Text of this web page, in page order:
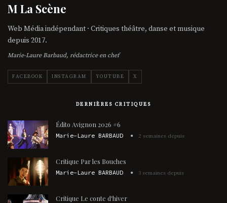
M La Scène
Web Média indépendant · Critiques théâtre, danse et musique
depuis 2017.
Marie-Laure Barbaud, rédactrice en chef
FACEBOOK INSTAGRAM YOUTUBE X
DERNIÈRES CRITIQUES
Édito Avignon 2026 #6
Marie-Laure BARBAUD 2 semaines depuis
Critique Par les Bouches
Marie-Laure BARBAUD 3 semaines depuis
Critique Le conte d'hiver